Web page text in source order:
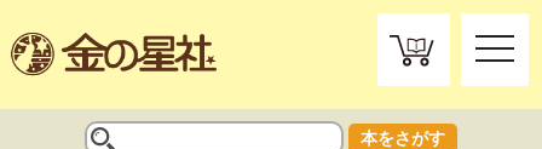
toggle
本をさがす